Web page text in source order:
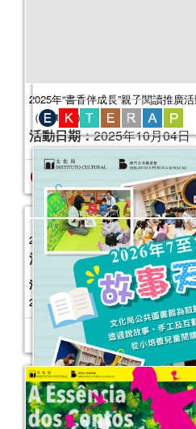
2025年“書香伴成長”親子閱讀推廣
（10-12月）
活動日期：2025年10月04日
報名結